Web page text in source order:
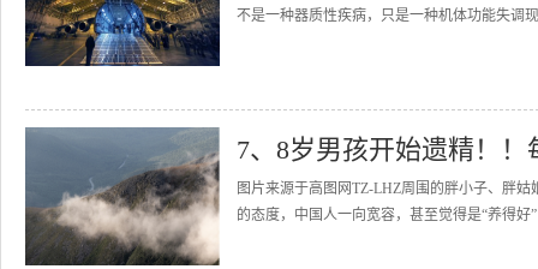
不是一种器质性疾病，只是一种机体功能失调
7、8岁男孩开始遗精！
图片来源于高图网TZ-LHZ周围的胖小子、胖
的态度，中国人一向宽容，甚至觉得是“养得